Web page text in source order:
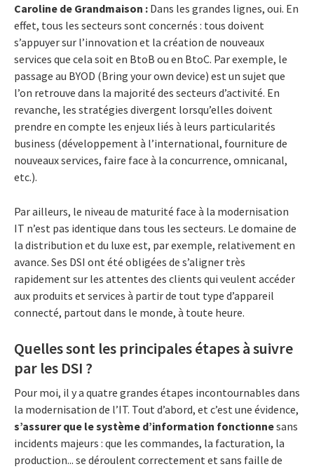
Caroline de Grandmaison : Dans les grandes lignes, oui. En
effet, tous les secteurs sont concernés : tous doivent
s’appuyer sur l’innovation et la création de nouveaux
services que cela soit en BtoB ou en BtoC. Par exemple, le
passage au BYOD (Bring your own device) est un sujet que
l’on retrouve dans la majorité des secteurs d’activité. En
revanche, les stratégies divergent lorsqu’elles doivent
prendre en compte les enjeux liés à leurs particularités
business (développement à l’international, fourniture de
nouveaux services, faire face à la concurrence, omnicanal,
etc.).
Par ailleurs, le niveau de maturité face à la modernisation
IT n’est pas identique dans tous les secteurs. Le domaine de
la distribution et du luxe est, par exemple, relativement en
avance. Ses DSI ont été obligées de s’aligner très
rapidement sur les attentes des clients qui veulent accéder
aux produits et services à partir de tout type d’appareil
connecté, partout dans le monde, à toute heure.
Quelles sont les principales étapes à suivre
par les DSI ?
Pour moi, il y a quatre grandes étapes incontournables dans
la modernisation de l’IT. Tout d’abord, et c’est une évidence,
s’assurer que le système d’information fonctionnesans
incidents majeurs : que les commandes, la facturation, la
production... se déroulent correctement et sans faille de